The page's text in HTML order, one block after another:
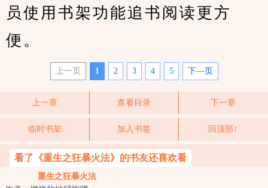
员使用书架功能追书阅读更方
便。
上一页 1 2 3 4 5 下—页
上一章 查看目录 下一章
临时书架 加入书签 回顶部↑
看了《重生之狂暴火法》的书友还喜欢看
重生之狂暴火法